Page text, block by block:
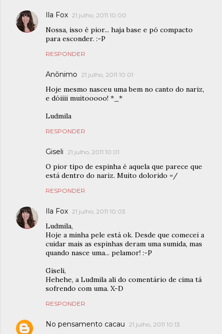
Ila Fox 21 julho, 2011 10:00
Nossa, isso é pior... haja base e pó compacto
para esconder. :-P
RESPONDER
Anônimo 21 julho, 2011 10:01
Hoje mesmo nasceu uma bem no canto do nariz,
e dóiiii muitooooo! *_*
Ludmila
RESPONDER
Giseli 21 julho, 2011 10:01
O pior tipo de espinha é aquela que parece que
está dentro do nariz. Muito dolorido =/
RESPONDER
Ila Fox 21 julho, 2011 10:03
Ludmila,
Hoje a minha pele está ok. Desde que comecei a
cuidar mais as espinhas deram uma sumida, mas
quando nasce uma... pelamor! :-P
Giseli,
Hehehe, a Ludmila ali do comentário de cima tá
sofrendo com uma. X-D
RESPONDER
No pensamento cacau 21 julho, 2011 10:13